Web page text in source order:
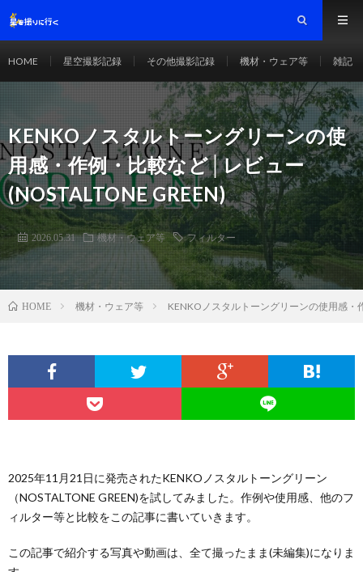
HOME 星空撮影記録 その他撮影記録 機材・ウェア等 雑記
KENKOノスタルトーングリーンの使
用感・作例・比較など│レビュー
(NOSTALTONE GREEN)
2026.05.31 機材・ウェア等 フィルター
HOME 機材・ウェア等 KENKOノスタルトーングリーンの使用感・
2025年11月21日に発売されたKENKOノスタルトーングリーン
（NOSTALTONE GREEN)を試してみました。作例や使用感、他のフ
ィルター等と比較をこの記事に書いていきます。
この記事で紹介する写真や動画は、全て撮ったまま(未編集)になりま